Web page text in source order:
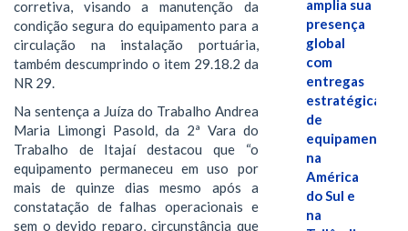
corretiva, visando a manutenção da
condição segura do equipamento para a
circulação na instalação portuária,
também descumprindo o item 29.18.2 da
NR 29.
Na sentença a Juíza do Trabalho Andrea
Maria Limongi Pasold, da 2ª Vara do
Trabalho de Itajaí destacou que “o
equipamento permaneceu em uso por
mais de quinze dias mesmo após a
constatação de falhas operacionais e
sem o devido reparo, circunstância que
amplia sua
presença
global
com
entregas
estratégicas
de
equipamentos
na
América
do Sul e
na